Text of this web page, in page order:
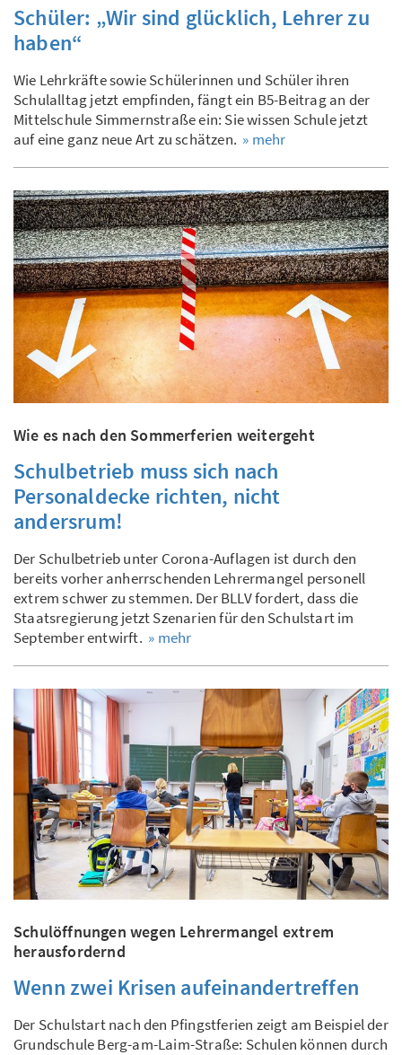
Schüler: „Wir sind glücklich, Lehrer zu
haben“
Wie Lehrkräfte sowie Schülerinnen und Schüler ihren
Schulalltag jetzt empfinden, fängt ein B5-Beitrag an der
Mittelschule Simmernstraße ein: Sie wissen Schule jetzt
auf eine ganz neue Art zu schätzen. » mehr
Wie es nach den Sommerferien weitergeht
Schulbetrieb muss sich nach
Personaldecke richten, nicht
andersrum!
Der Schulbetrieb unter Corona-Auflagen ist durch den
bereits vorher anherrschenden Lehrermangel personell
extrem schwer zu stemmen. Der BLLV fordert, dass die
Staatsregierung jetzt Szenarien für den Schulstart im
September entwirft. » mehr
Schulöffnungen wegen Lehrermangel extrem
herausfordernd
Wenn zwei Krisen aufeinandertreffen
Der Schulstart nach den Pfingstferien zeigt am Beispiel der
Grundschule Berg-am-Laim-Straße: Schulen können durch